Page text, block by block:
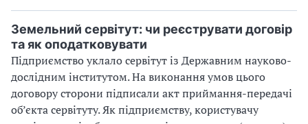
Земельний сервітут: чи реєструвати договір
та як оподатковувати
Підприємство уклало сервітут із Державним науково-
дослідним інститутом. На виконання умов цього
договору сторони підписали акт приймання-передачі
об’єкта сервітуту. Як підприємству, користувачу